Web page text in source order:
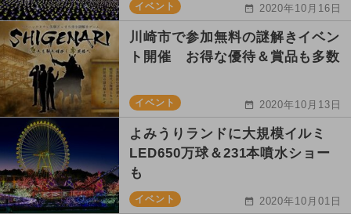
イベント 2020年10月16日
川崎市で参加無料の謎解きイベン
ト開催 お得な優待＆賞品も多数
イベント 2020年10月13日
よみうりランドに大規模イルミ
LED650万球＆231本噴水ショー
も
イベント 2020年10月01日